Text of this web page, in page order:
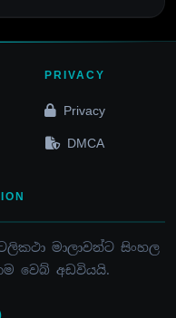
PRIVACY
Privacy
DMCA
මාලාවන්ට සිංහල
වෙබ් අඩවියයි.